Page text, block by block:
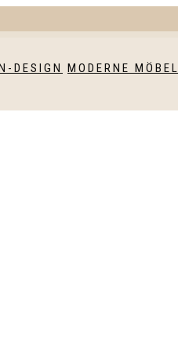
DESIGN MODERNE MÖBEL